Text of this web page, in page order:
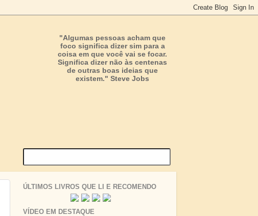
"Algumas pessoas acham que
foco significa dizer sim para a
coisa em que você vai se focar.
Significa dizer não às centenas
de outras boas ideias que
existem." Steve Jobs
ÚLTIMOS LIVROS QUE LI E RECOMENDO
VÍDEO EM DESTAQUE